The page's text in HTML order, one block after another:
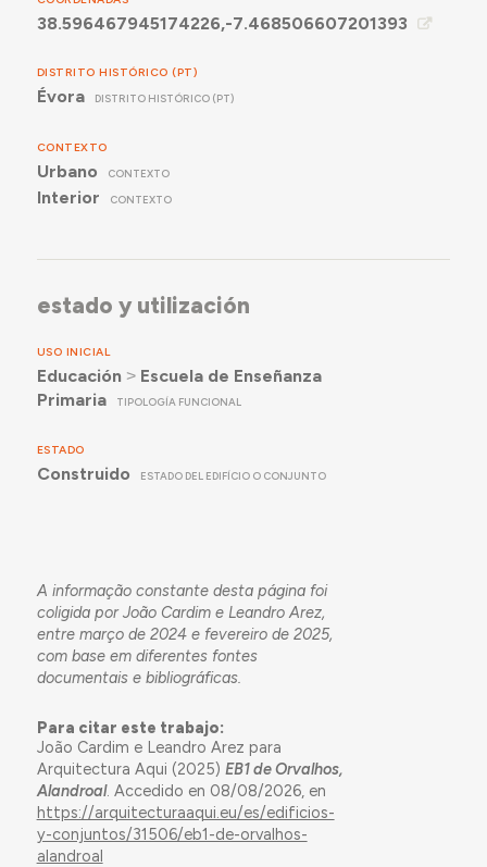
38.596467945174226,-7.468506607201393
DISTRITO HISTÓRICO (PT)
Évora DISTRITO HISTÓRICO (PT)
CONTEXTO
Urbano CONTEXTO
Interior CONTEXTO
estado y utilización
USO INICIAL
Educación ˃ Escuela de Enseñanza
Primaria
TIPOLOGÍA FUNCIONAL
ESTADO
Construido ESTADO DEL EDIFÍCIO O CONJUNTO
A informação constante desta página foi
coligida por João Cardim e Leandro Arez,
entre março de 2024 e fevereiro de 2025,
com base em diferentes fontes
documentais e bibliográficas.
Para citar este trabajo:
João Cardim e Leandro Arez para
Arquitectura Aqui (2025) EB1 de Orvalhos,
Alandroal. Accedido en 08/08/2026, en
https://arquitecturaaqui.eu/es/edificios-
y-conjuntos/31506/eb1-de-orvalhos-
alandroal